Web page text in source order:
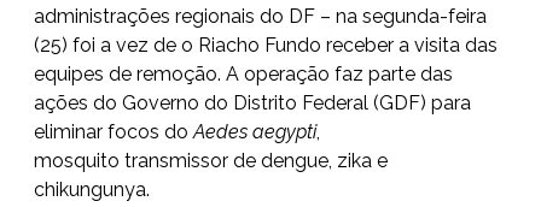
administrações regionais do DF – na segunda-feira
(25) foi a vez de o Riacho Fundo receber a visita das
equipes de remoção. A operação faz parte das
ações do Governo do Distrito Federal (GDF) para
eliminar focos doAedes aegypti,
mosquito transmissor de dengue, zika e
chikungunya.